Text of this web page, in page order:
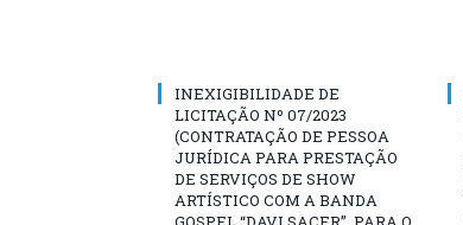
INEXIGIBILIDADE DE
LICITAÇÃO Nº 07/2023
(CONTRATAÇÃO DE PESSOA
JURÍDICA PARA PRESTAÇÃO
DE SERVIÇOS DE SHOW
ARTÍSTICO COM A BANDA